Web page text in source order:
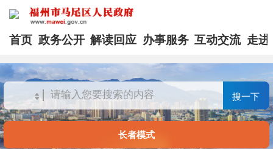
首页 政务公开 解读回应 办事服务 互动交流 走进
搜一下
长者模式